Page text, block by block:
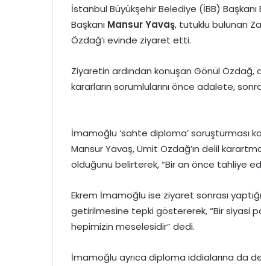
İstanbul Büyükşehir Belediye (İBB)
Başkanı Mansur Yavaş, tutuklu bulunan
Özdağ’ı evinde ziyaret etti.
Ziyaretin ardından konuşan Gönül Özdağ,
kararların sorumlularını önce adalete,
İmamoğlu ‘sahte diploma’ soruşturması
Mansur Yavaş, Ümit Özdağ’ın delil
olduğunu belirterek, “Bir an önce tahliye
Ekrem İmamoğlu ise ziyaret sonrası
getirilmesine tepki göstererek, “Bir siyasi
hepimizin meselesidir” dedi.
İmamoğlu ayrıca diploma iddialarına da